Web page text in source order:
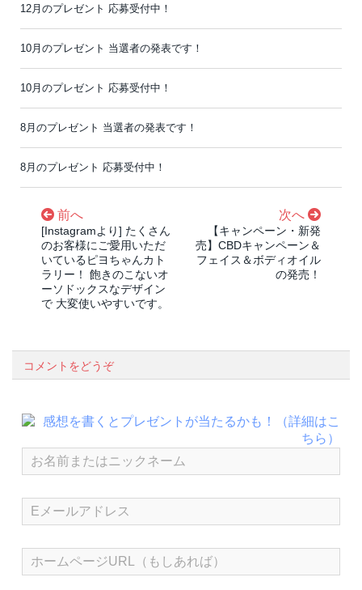
12月のプレゼント 応募受付中！
10月のプレゼント 当選者の発表です！
10月のプレゼント 応募受付中！
8月のプレゼント 当選者の発表です！
8月のプレゼント 応募受付中！
前へ
[Instagramより] たくさん
のお客様にご愛用いただ
いているピヨちゃんカト
ラリー！ 飽きのこないオ
ーソドックスなデザイン
で 大変使いやすいです。
次へ
【キャンペーン・新発
売】CBDキャンペーン＆
フェイス＆ボディオイル
の発売！
コメントをどうぞ